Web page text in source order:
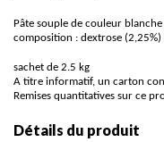
Pâte souple de couleur
composition : dextrose (2,25%)
sachet de 2.5 kg
A titre informatif, un carton
Remises quantitatives sur ce
Détails du produit